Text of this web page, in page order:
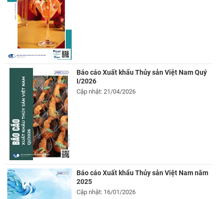
Báo cáo Xuất khẩu Thủy sản Việt Nam Quý
I/2026
Cập nhật: 21/04/2026
Báo cáo Xuất khẩu Thủy sản Việt Nam năm
2025
Cập nhật: 16/01/2026